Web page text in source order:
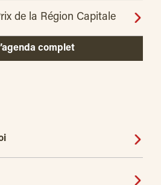
de la Région Capitale
complet